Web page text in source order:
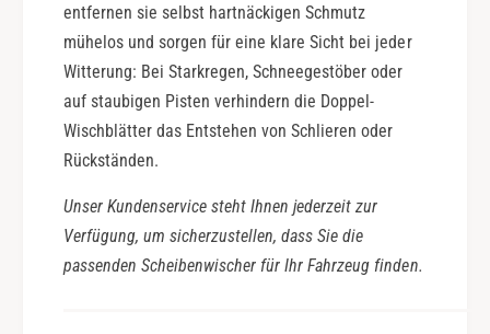
entfernen sie selbst hartnäckigen Schmutz
mühelos und sorgen für eine klare Sicht bei jeder
Witterung: Bei Starkregen, Schneegestöber oder
auf staubigen Pisten verhindern die Doppel-
Wischblätter das Entstehen von Schlieren oder
Rückständen.
Unser Kundenservice steht Ihnen jederzeit zur
Verfügung, um sicherzustellen, dass Sie die
passenden Scheibenwischer für Ihr Fahrzeug finden.